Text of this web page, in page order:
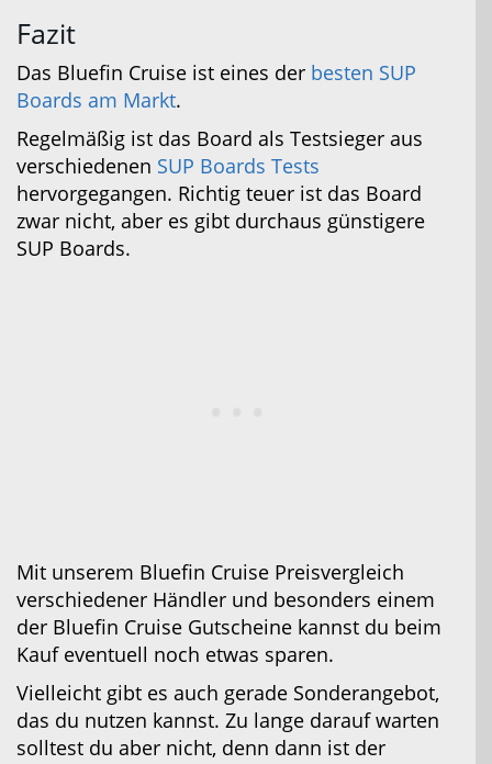
Fazit
Das Bluefin Cruise ist eines der besten SUP
Boards am Markt.
Regelmäßig ist das Board als Testsieger aus
verschiedenen SUP Boards Tests
hervorgegangen. Richtig teuer ist das Board
zwar nicht, aber es gibt durchaus günstigere
SUP Boards.
Mit unserem Bluefin Cruise Preisvergleich
verschiedener Händler und besonders einem
der Bluefin Cruise Gutscheine kannst du beim
Kauf eventuell noch etwas sparen.
Vielleicht gibt es auch gerade Sonderangebot,
das du nutzen kannst. Zu lange darauf warten
solltest du aber nicht, denn dann ist der